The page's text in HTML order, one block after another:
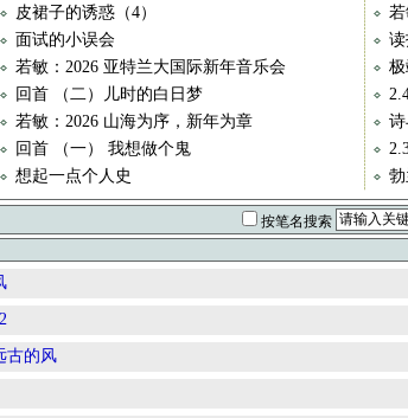
皮裙子的诱惑（4）
面试的小误会
若敏：2026 亚特兰大国际新年音乐会
极
回首 （二）儿时的白日梦
若敏：2026 山海为序，新年为章
诗
回首 （一） 我想做个鬼
想起一点个人史
按笔名搜索
古的风